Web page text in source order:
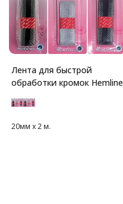
Лента для быстрой
обработки кромок Hemline
20мм х 2 м.